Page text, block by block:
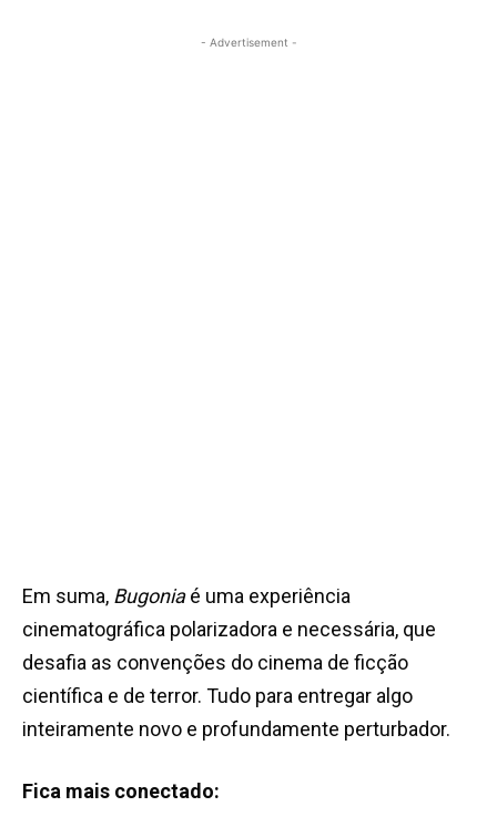
- Advertisement -
Em suma, Bugoniaé uma experiência
cinematográfica polarizadora e necessária, que
desafia as convenções do cinema de ficção
científica e de terror. Tudo para entregar algo
inteiramente novo e profundamente perturbador.
Fica mais conectado: